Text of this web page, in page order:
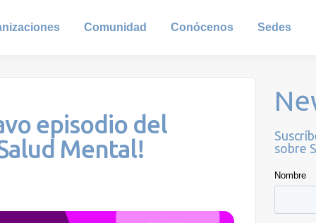
Comunidad Conócenos Sedes
episodio del
Mental!
sobre